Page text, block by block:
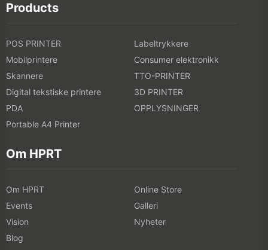
Products
POS PRINTER
Labeltrykkere
Mobilprintere
Consumer elektronikk
Skannere
TTO-PRINTER
Digital tekstiske printere
3D PRINTER
PDA
OPPLYSNINGER
Portable A4 Printer
Om HPRT
Om HPRT
Online Store
Events
Galleri
Vision
Nyheter
Blog